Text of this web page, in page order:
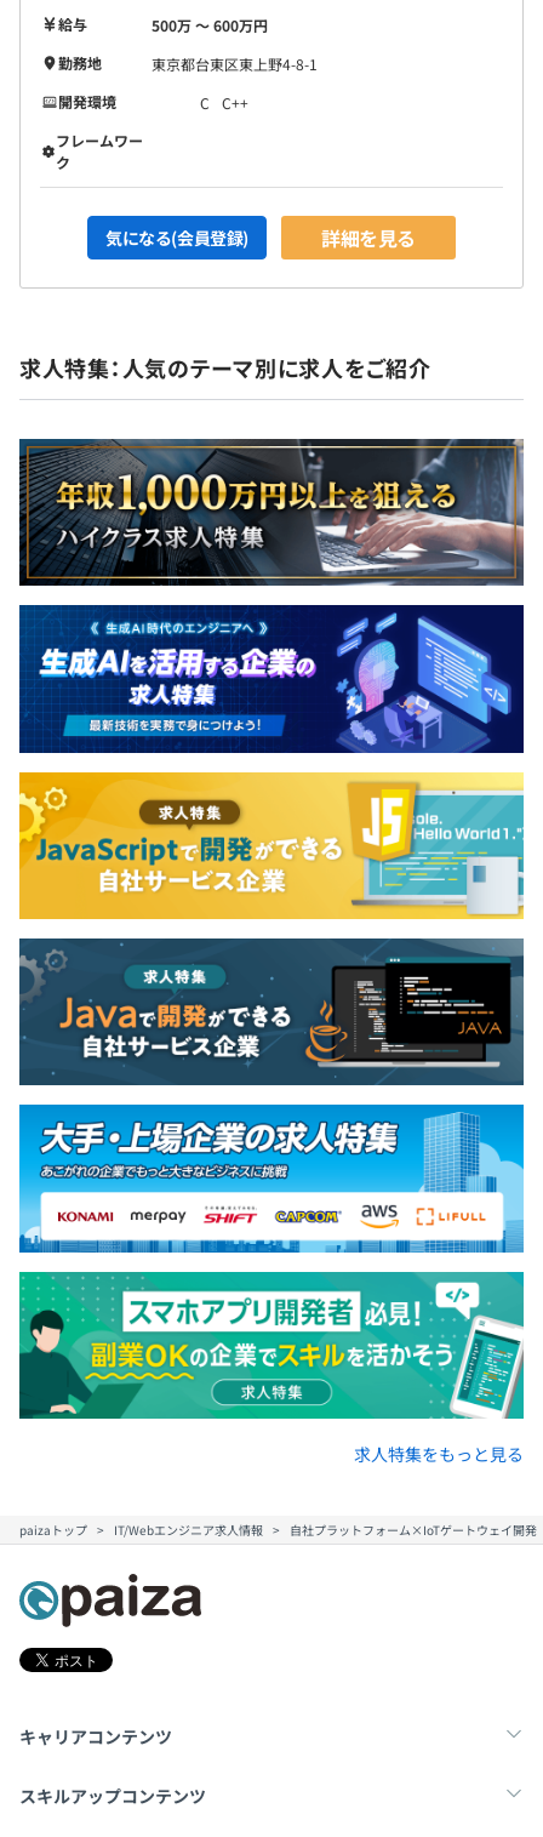
給与
500万 〜 600万円
勤務地
東京都台東区東上野4-8-1
開発環境
C
C++
フレームワー
ク
気になる(会員登録) 詳細を見る
求人特集：人気のテーマ別に求人をご紹介
求人特集をもっと見る
paizaトップ IT/Webエンジニア求人情報 自社プラットフォーム×IoTゲートウェイ開
キャリアコンテンツ
転職・キャリア
スキルアップコンテンツ